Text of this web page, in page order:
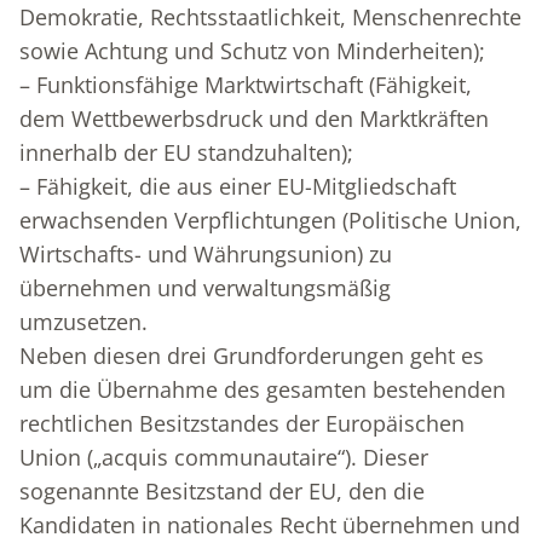
Demokratie, Rechtsstaatlichkeit, Menschenrechte
sowie Achtung und Schutz von Minderheiten);
– Funktionsfähige Marktwirtschaft (Fähigkeit,
dem Wettbewerbsdruck und den Marktkräften
innerhalb der EU standzuhalten);
– Fähigkeit, die aus einer EU-Mitgliedschaft
erwachsenden Verpflichtungen (Politische Union,
Wirtschafts- und Währungsunion) zu
übernehmen und ver­waltungsmäßig
umzusetzen.
Neben diesen drei Grundforderungen geht es
um die Übernahme des gesamten bestehenden
rechtlichen Besitzstandes der Europäischen
Union („acquis communautaire“). Dieser
sogenannte Besitzstand der EU, den die
Kandidaten in nationales Recht übernehmen und